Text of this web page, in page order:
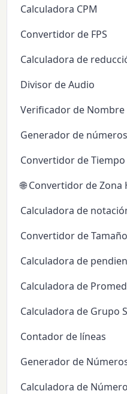
Calculadora CPM
Convertidor de FPS
Calculadora de
Divisor de Audio
Verificador de Nombre
Generador de
Convertidor de Tiempo
🌐 Convertidor de Zona
Calculadora de
Convertidor de
Calculadora de
Calculadora de
Calculadora de Grupo
Contador de líneas
Generador de
Calculadora de